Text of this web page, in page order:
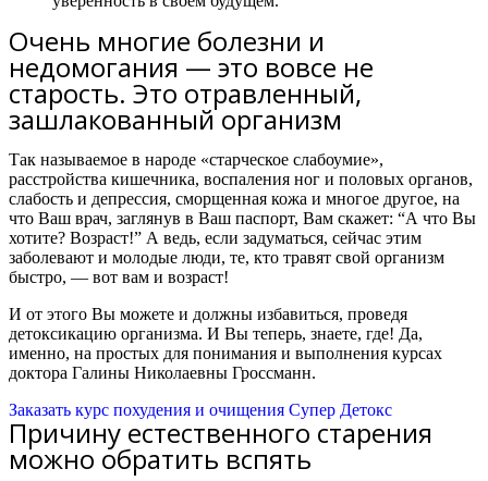
Очень многие болезни и
недомогания — это вовсе не
старость. Это отравленный,
зашлакованный организм
Так называемое в народе «старческое слабоумие»,
расстройства кишечника, воспаления ног и половых органов,
слабость и депрессия, сморщенная кожа и многое другое, на
что Ваш врач, заглянув в Ваш паспорт, Вам скажет: “А что Вы
хотите? Возраст!” А ведь, если задуматься, сейчас этим
заболевают и молодые люди, те, кто травят свой организм
быстро, — вот вам и возраст!
И от этого Вы можете и должны избавиться, проведя
детоксикацию организма. И Вы теперь, знаете, где! Да,
именно, на простых для понимания и выполнения курсах
доктора Галины Николаевны Гроссманн.
Заказать курс похудения и очищения Супер Детокс
Причину естественного старения
можно обратить вспять